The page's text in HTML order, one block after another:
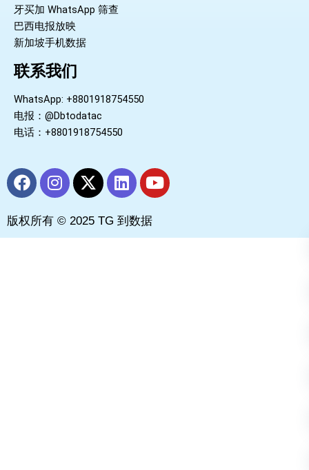
牙买加 WhatsApp 筛查
巴西电报放映
新加坡手机数据
联系我们
WhatsApp: +8801918754550
电报：@Dbtodatac
电话：+8801918754550
F
a
e
b
I
n
t
a
X
-
w
i
L
i
k
e
Y
o
u
版权所有 © 2025 TG 到数据